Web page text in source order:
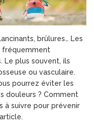
brûlures… Les
fréquemment
Le plus souvent, ils
ou vasculaire.
pourrez éviter les
douleurs ? Comment
à suivre pour prévenir